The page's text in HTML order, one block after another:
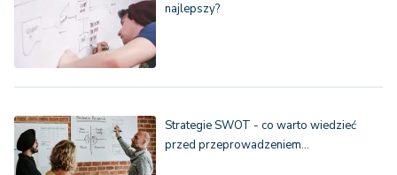
najlepszy?
Strategie SWOT - co warto wiedzieć
przed przeprowadzeniem…